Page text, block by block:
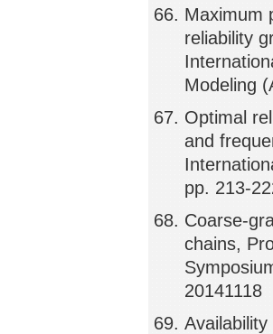
Maximum
reliability
Modeling
Optimal
and
pp. 213-
Coarse-
chains,
20141118